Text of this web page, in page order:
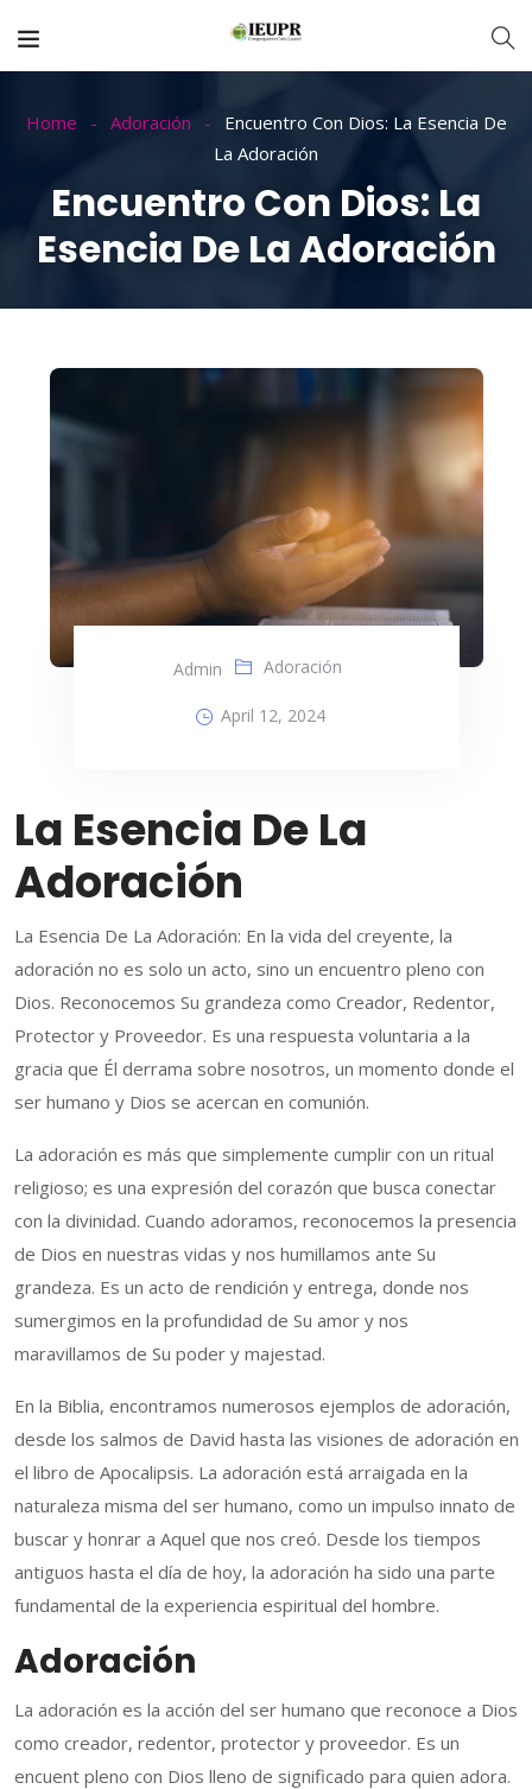
Home Adoración
Encuentro Con Dios: La Esencia De
La Adoración
Encuentro Con Dios: La
Esencia De La Adoración
Admin Adoración
April 12, 2024
La Esencia De La
Adoración
La Esencia De La Adoración: En la vida del creyente, la
adoración no es solo un acto, sino un encuentro pleno con
Dios. Reconocemos Su grandeza como Creador, Redentor,
Protector y Proveedor. Es una respuesta voluntaria a la
gracia que Él derrama sobre nosotros, un momento donde el
ser humano y Dios se acercan en comunión.
La adoración es más que simplemente cumplir con un ritual
religioso; es una expresión del corazón que busca conectar
con la divinidad. Cuando adoramos, reconocemos la presencia
de Dios en nuestras vidas y nos humillamos ante Su
grandeza. Es un acto de rendición y entrega, donde nos
sumergimos en la profundidad de Su amor y nos
maravillamos de Su poder y majestad.
En la Biblia, encontramos numerosos ejemplos de adoración,
desde los salmos de David hasta las visiones de adoración en
el libro de Apocalipsis. La adoración está arraigada en la
naturaleza misma del ser humano, como un impulso innato de
buscar y honrar a Aquel que nos creó. Desde los tiempos
antiguos hasta el día de hoy, la adoración ha sido una parte
fundamental de la experiencia espiritual del hombre.
Adoración
La adoración es la acción del ser humano que reconoce a Dios
como creador, redentor, protector y proveedor. Es un
encuent pleno con Dios lleno de significado para quien adora.